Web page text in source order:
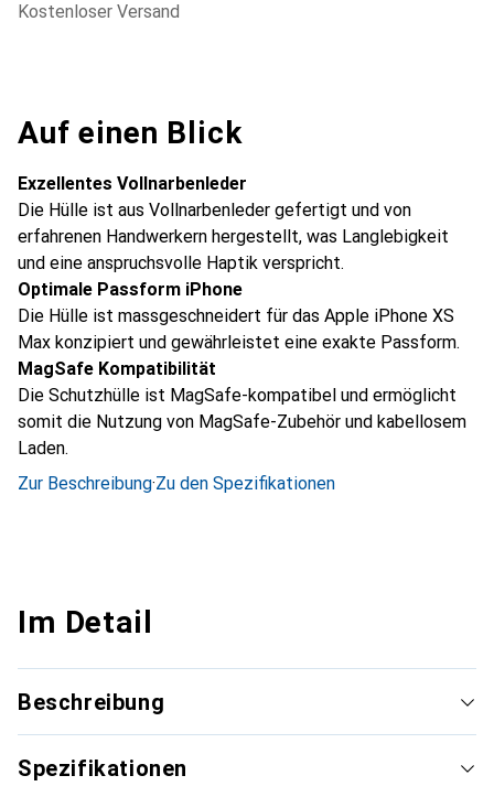
kostenloser Versand
Auf einen Blick
Exzellentes Vollnarbenleder
Die Hülle ist aus Vollnarbenleder gefertigt und von
erfahrenen Handwerkern hergestellt, was Langlebigkeit
und eine anspruchsvolle Haptik verspricht.
Optimale Passform iPhone
Die Hülle ist massgeschneidert für das Apple iPhone XS
Max konzipiert und gewährleistet eine exakte Passform.
MagSafe Kompatibilität
Die Schutzhülle ist MagSafe-kompatibel und ermöglicht
somit die Nutzung von MagSafe-Zubehör und kabellosem
Laden.
Zur Beschreibung·Zu den Spezifikationen
Im Detail
Beschreibung
Spezifikationen